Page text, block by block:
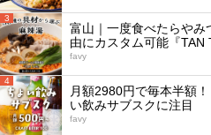
3
富山｜一度食べたらやみ
由にカスタム可能『TAN
favy
4
月額2980円で毎本半額
い飲みサブスクに注目
favy